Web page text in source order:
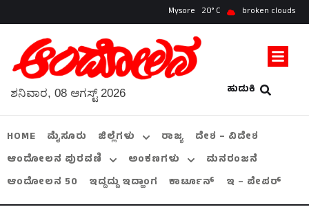
Mysore 20 broken clouds
ಹುಡುಕಿ
ಶನಿವಾರ, 08 ಆಗಸ್ಟ್ 2026
HOME ಮೈಸೂರು ಜಿಲ್ಲೆಗಳು ರಾಜ್ಯ
ದೇಶ – ವಿದೇಶ
ಆಂದೋಲನ ಪುರವಣಿ
ಅಂಕಣಗಳು
ಮನರಂಜನೆ
ಆಂದೋಲನ 50
ಇದ್ದದ್ದು ಇದ್ಹಾಂಗ ಕಾರ್ಟೂನ್ ಇ – ಪೇಪರ್